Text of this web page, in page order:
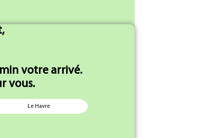
votre arrivé.
vous.
Le Havre
Saucisson Sec Bleu x1
pièce